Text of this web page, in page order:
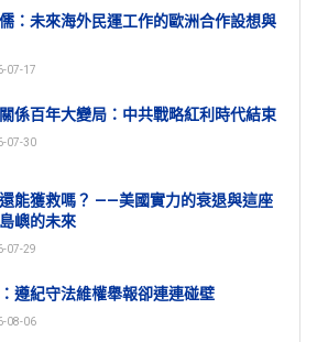
：未來海外民運工作的歐洲合作設想與
07-17
係百年大變局：中共戰略紅利時代結束
07-30
能獲救嗎？ ——美國實力的衰退與這座
嶼的未來
07-29
遵紀守法維權舉報卻連連碰壁
08-06